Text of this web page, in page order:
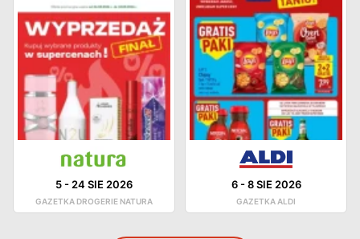
5- 24 SIE 2026
GAZETKA DROGERIE NATURA
6-8 SIE 2026
GAZETKA ALDI